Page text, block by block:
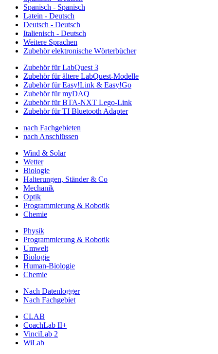
Spanisch - Spanisch
Latein - Deutsch
Deutsch - Deutsch
Italienisch - Deutsch
Weitere Sprachen
Zubehör elektronische Wörterbücher
Zubehör für LabQuest 3
Zubehör für ältere LabQuest-Modelle
Zubehör für Easy!Link & Easy!Go
Zubehör für myDAQ
Zubehör für BTA-NXT Lego-Link
Zubehör für TI Bluetooth Adapter
nach Fachgebieten
nach Anschlüssen
Wind & Solar
Wetter
Biologie
Halterungen, Ständer & Co
Mechanik
Optik
Programmierung & Robotik
Chemie
Physik
Programmierung & Robotik
Umwelt
Biologie
Human-Biologie
Chemie
Nach Datenlogger
Nach Fachgebiet
CLAB
CoachLab II+
VinciLab 2
WiLab